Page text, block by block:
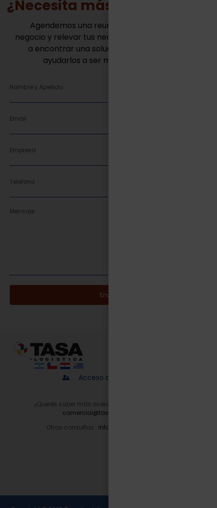
¿Necesita más información?
Agendemos una reunión para conocer tu
negocio y relevar tus necesidades. Juntos vamos
a encontrar una solución innovadora para
ayudarlos a ser mas competitivos.
Enviar
Acceso a proveedores
¿Querés saber más acerca de nuestros servicios?
comercial@tasalogistica.com
Otras consultas : info@tasalogistica.com